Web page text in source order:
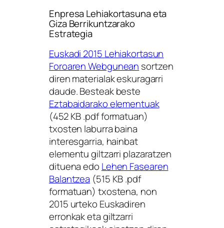
Enpresa Lehiakortasuna eta
Giza Berrikuntzarako
Estrategia
Euskadi 2015 Lehiakortasun
Foroaren Webgunean sortzen
diren materialak eskuragarri
daude. Besteak beste
Eztabaidarako elementuak
(452 KB .pdf formatuan)
txosten laburra baina
interesgarria, hainbat
elementu giltzarri plazaratzen
dituena edo Lehen Fasearen
Balantzea (515 KB .pdf
formatuan) txostena, non
2015 urteko Euskadiren
erronkak eta giltzarri